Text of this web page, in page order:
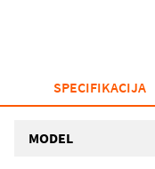
SPECIFIKACIJA
MODEL